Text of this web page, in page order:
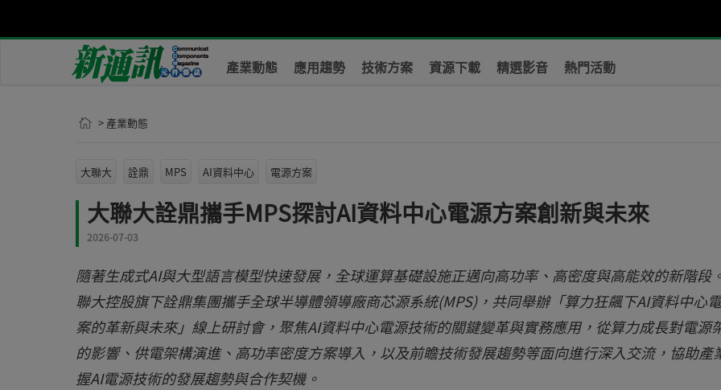
產業動態 應用趨勢 技術方案 資源下載 精選影音 熱門活動
> 產業動態
大聯大 詮鼎 MPS AI資料中心 電源方案
大聯大詮鼎攜手MPS探討AI資料中心電源方案創新與未來
2026-07-03
隨著生成式AI與大型語言模型快速發展，全球運算基礎設施正邁向高功率、高密度與高能效的新階段
聯大控股旗下詮鼎集團攜手全球半導體領導廠商芯源系統(MPS)，共同舉辦「算力狂飆下AI資料中心
案的革新與未來」線上研討會，聚焦AI資料中心電源技術的關鍵變革與實務應用，從算力成長對電源
的影響、供電架構演進、高功率密度方案導入，以及前瞻技術發展趨勢等面向進行深入交流，協助產
握AI電源技術的發展趨勢與合作契機。